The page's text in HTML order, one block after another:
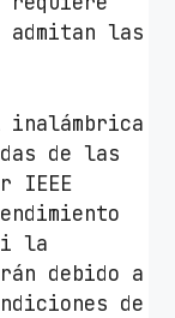
las
inalámbrica
de las
IEEE
la
debido a
de